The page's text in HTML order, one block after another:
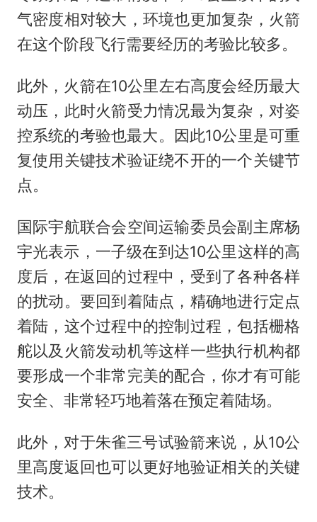
气密度相对较大，环境也更加复杂，火箭
在这个阶段飞行需要经历的考验比较多。
此外，火箭在10公里左右高度会经历最大
动压，此时火箭受力情况最为复杂，对姿
控系统的考验也最大。因此10公里是可重
复使用关键技术验证绕不开的一个关键节
点。
国际宇航联合会空间运输委员会副主席杨
宇光表示，一子级在到达10公里这样的高
度后，在返回的过程中，受到了各种各样
的扰动。要回到着陆点，精确地进行定点
着陆，这个过程中的控制过程，包括栅格
舵以及火箭发动机等这样一些执行机构都
要形成一个非常完美的配合，你才有可能
安全、非常轻巧地着落在预定着陆场。
此外，对于朱雀三号试验箭来说，从10公
里高度返回也可以更好地验证相关的关键
技术。